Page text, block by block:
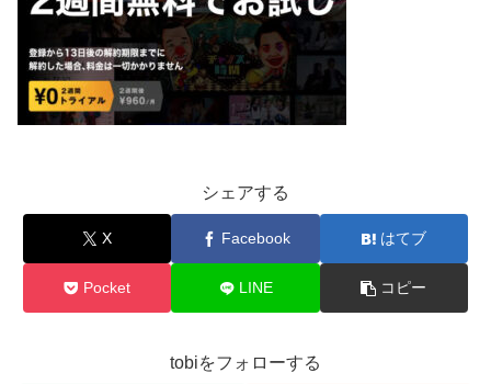
シェアする
X Facebook はてブ
Pocket LINE コピー
tobiをフォローする